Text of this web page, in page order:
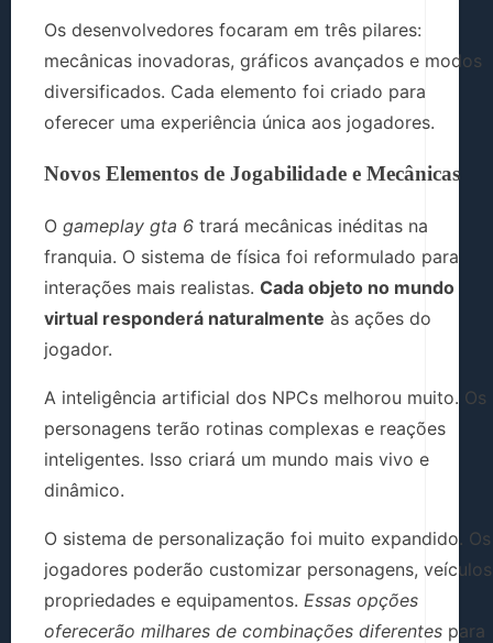
Os desenvolvedores focaram em três pilares:
mecânicas inovadoras, gráficos avançados e modos
diversificados. Cada elemento foi criado para
oferecer uma experiência única aos jogadores.
Novos Elementos de Jogabilidade e Mecânicas
O gameplay gta 6 trará mecânicas inéditas na
franquia. O sistema de física foi reformulado para
interações mais realistas. Cada objeto no mundo
virtual responderá naturalmente às ações do
jogador.
A inteligência artificial dos NPCs melhorou muito. Os
personagens terão rotinas complexas e reações
inteligentes. Isso criará um mundo mais vivo e
dinâmico.
O sistema de personalização foi muito expandido. Os
jogadores poderão customizar personagens,
propriedades e equipamentos. Essas opções
oferecerão milhares de combinações diferentes para